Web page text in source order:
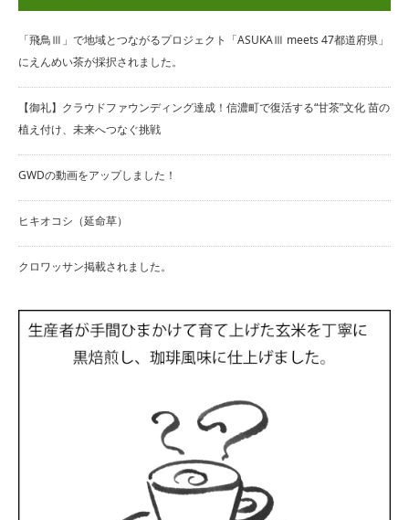
「飛鳥Ⅲ」で地域とつながるプロジェクト「ASUKAⅢ meets 47都道府県」
にえんめい茶が採択されました。
【御礼】クラウドファウンディング達成！信濃町で復活する“甘茶”文化 苗の
植え付け、未来へつなぐ挑戦
GWDの動画をアップしました！
ヒキオコシ（延命草）
クロワッサン掲載されました。